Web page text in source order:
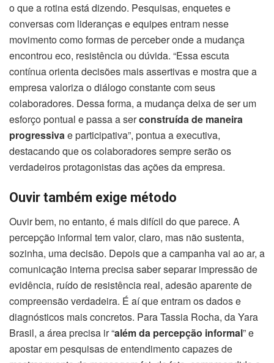
o que a rotina está dizendo. Pesquisas, enquetes e
conversas com lideranças e equipes entram nesse
movimento como formas de perceber onde a mudança
encontrou eco, resistência ou dúvida. “Essa escuta
contínua orienta decisões mais assertivas e mostra que a
empresa valoriza o diálogo constante com seus
colaboradores. Dessa forma, a mudança deixa de ser um
esforço pontual e passa a serconstruída de maneira
progressivae participativa”, pontua a executiva,
destacando que os colaboradores sempre serão os
verdadeiros protagonistas das ações da empresa.
Ouvir também exige método
Ouvir bem, no entanto, é mais difícil do que parece. A
percepção informal tem valor, claro, mas não sustenta,
sozinha, uma decisão. Depois que a campanha vai ao ar, a
comunicação interna precisa saber separar impressão de
evidência, ruído de resistência real, adesão aparente de
compreensão verdadeira. É aí que entram os dados e
diagnósticos mais concretos. Para Tassia Rocha, da Yara
Brasil, a área precisa ir “além da percepção informal” e
apostar em pesquisas de entendimento capazes de